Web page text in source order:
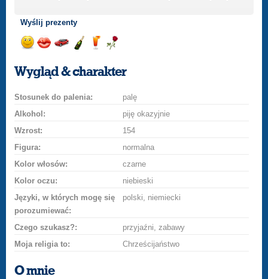
Wyślij prezenty
uśmiech
buziakasamochodem
szampana
drinka
różę
Wygląd & charakter
Stosunek do palenia:
palę
Alkohol:
piję okazyjnie
Wzrost:
154
Figura:
normalna
Kolor włosów:
czarne
Kolor oczu:
niebieski
Języki, w których mogę się
porozumiewać:
polski, niemiecki
Czego szukasz?:
przyjaźni, zabawy
Moja religia to:
Chrześcijaństwo
O mnie